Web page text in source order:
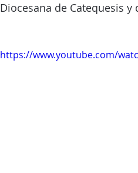
Diocesana de Catequesis
https://www.youtube.com/